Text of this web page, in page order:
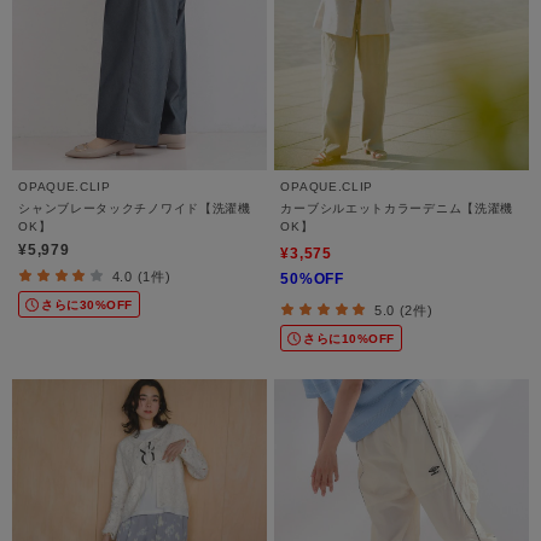
OPAQUE.CLIP
シャンブレータックチノワイド【洗濯機
OK】
¥5,979
4.0 (1件)
さらに30%OFF
OPAQUE.CLIP
カーブシルエットカラーデニム【洗濯機
OK】
¥3,575
50%OFF
5.0 (2件)
さらに10%OFF